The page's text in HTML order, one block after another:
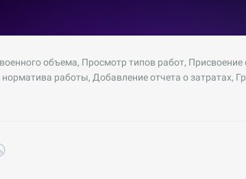
объема, Просмотр типов работ,
работы, Добавление отчета о затратах,